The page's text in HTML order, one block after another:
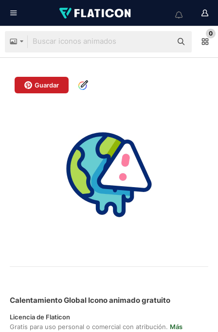
0
Guardar
Calentamiento Global Icono animado gratuito
Licencia de Flaticon
Gratis para uso personal o comercial con atribución. Más